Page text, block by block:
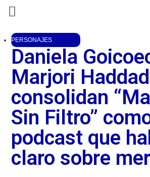
PERSONAJES
Daniela
Marjori Haddad
consolidan
Sin Filtro”
podcast que
claro sobre